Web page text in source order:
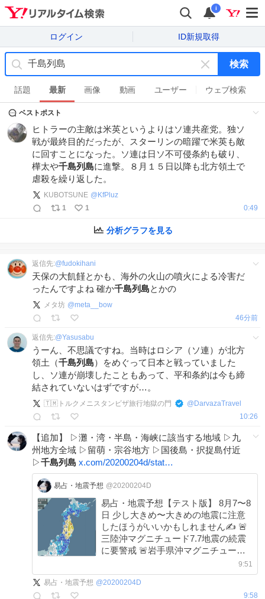
i
ログイン ID新規取得
キ
ー
ワ
ド
を
消
す
検索
話題 最新 画像 動画 ユーザー ウェブ検索
ベストポスト
ヒトラーの主敵は米英というよりはソ連共産党。独ソ
戦が最終目的だったが、スターリンの暗躍で米英も敵
に回すことになった。ソ連は日ソ不可侵条約も破り、
樺太や千島列島に進撃。８月１５日以降も北方領土で
虐殺を繰り返した。
KUBOTSUNE @ KfPluz
1
1 0:49
分析グラフを見る
返信先:@fudokihani
天保の大飢饉とかも、海外の火山の噴火による冷害だ
ったんですよね 確か千島列島とかの
メタ坊 @meta__bow
47分前
返信先:@Yasusabu
うーん、不思議ですね。当時はロシア（ソ連）が北方
領土（千島列島）をめぐって日本と戦っていました
し、ソ連が崩壊したこともあって、平和条約は今も締
結されていないはずですが…。
🇹🇲トルクメニスタンビザ旅行地獄の門 @ DarvazaTravel
10:26
【追加】 ▷灘・湾・半島・海峡に該当する地域 ▷九
州地方全域 ▷留萌・宗谷地方 ▷国後島・択捉島付近
▷千島列島 x.com/20200204d/stat…
易占・地震予想 @20200204D
易占・地震予想【テスト版】 8月7〜8
日 少し大きめ〜大きめの地震に注意
したほうがいいかもしれません✍️ 🚨
三陸沖マグニチュード7.7地震の続震
に要警戒 🚨岩手県沖マグニチュード
地方マグニチュード7.1地震の続震に
要警戒
9:51
易占・地震予想 @20200204D
9:58